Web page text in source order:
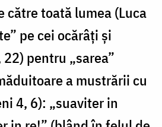
către toată lumea (Luca
pe cei ocărâți și
pentru „sarea”
a mustrării cu
4, 6): „suaviter in